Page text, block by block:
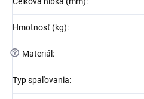
Hmotnosť (kg):
? Materiál :
Typ spaľovania: